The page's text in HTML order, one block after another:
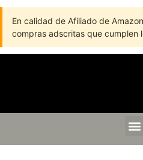
En calidad de Afiliado de
compras adscritas que cumplen